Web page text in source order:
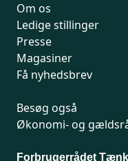
Om os
Ledige stillinger
Presse
Magasiner
Få nyhedsbrev
Besøg også
Økonomi- og
Forbrugerrådet Tænk